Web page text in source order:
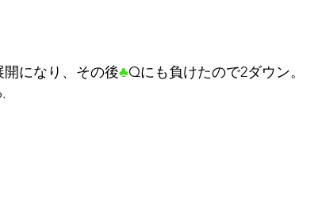
開になり、その後♣Qにも負けたので2ダウン。